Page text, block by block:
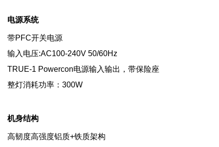
电源系统
带PFC开关电源
输入电压:AC100-240V 50/60Hz
TRUE-1 Powercon电源输入输出，带保险座
整灯消耗功率：300W
机身结构
高韧度高强度铝质+铁质架构